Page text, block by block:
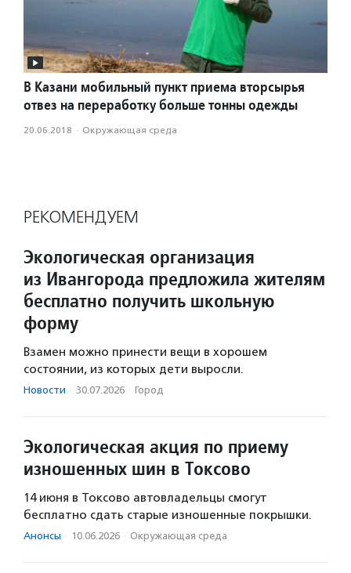
В Казани мобильный пункт приема вторсырья
отвез на переработку больше тонны одежды
20.06.2018 · Окружающая среда
РЕКОМЕНДУЕМ
Экологическая организация
из Ивангорода предложила жителям
бесплатно получить школьную
форму
Взамен можно принести вещи в хорошем
состоянии, из которых дети выросли.
Новости · 30.07.2026 · Город
Экологическая акция по приему
изношенных шин в Токсово
14 июня в Токсово автовладельцы смогут
бесплатно сдать старые изношенные покрышки.
Анонсы · 10.06.2026 · Окружающая среда